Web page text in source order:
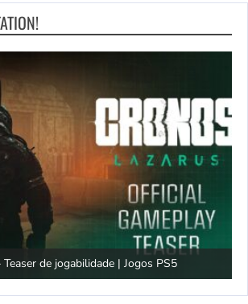
Teaser de jogabilidade | Jogos PS5